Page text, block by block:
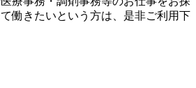
働きたいという方は、是非ご利用下